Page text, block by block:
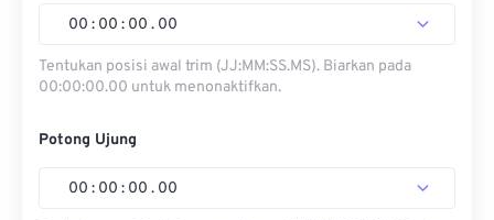
00 : 00 : 00 . 00
Tentukan posisi awal trim (JJ:MM:SS.MS). Biarkan pada
00:00:00.00 untuk menonaktifkan.
Potong Ujung
00 : 00 : 00 . 00